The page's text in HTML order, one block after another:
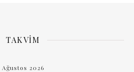
TAKVIM
Ağustos 2026